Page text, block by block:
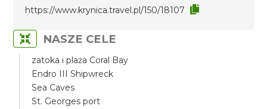
https://www.krynica.travel.pl/150/18107
NASZE CELE
zatoka i plaża Coral Bay
Endro III Shipwreck
Sea Caves
St. Georges port